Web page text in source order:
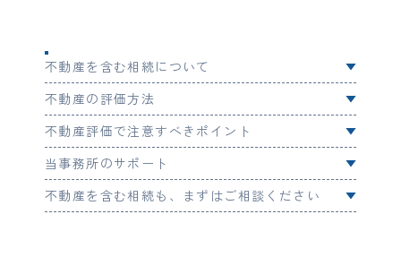
不動産を含む相続について
不動産の評価方法
不動産評価で注意すべきポイント
当事務所のサポート
不動産を含む相続も、まずはご相談ください